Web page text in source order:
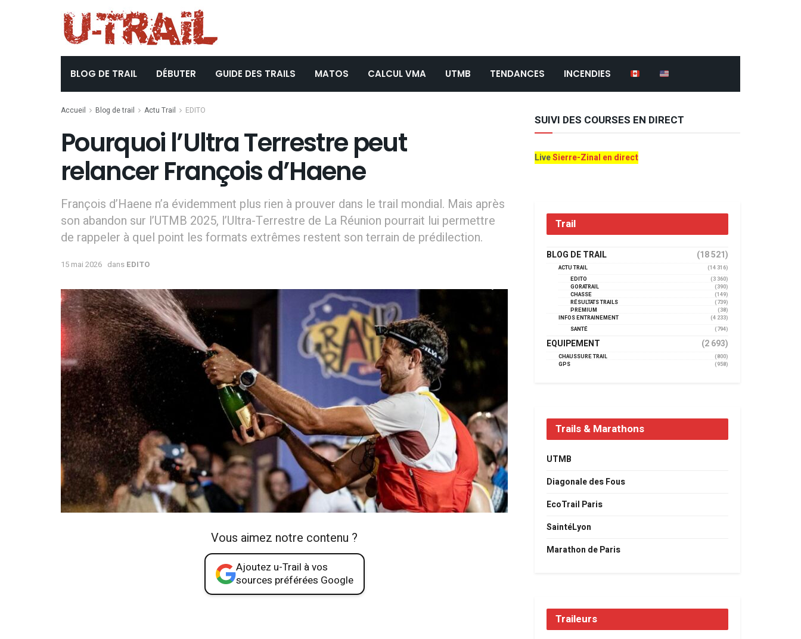
BLOG DE TRAIL DÉBUTER GUIDE DES TRAILS MATOS CALCUL VMA UTMB TENDANCES INCENDIES
Accueil Blog de trail Actu Trail EDITO
Pourquoi l’Ultra Terrestre peut
relancer François d’Haene
François d’Haene n’a évidemment plus rien à prouver dans le trail mondial. Mais après
son abandon sur l’UTMB 2025, l’Ultra-Terrestre de La Réunion pourrait lui permettre
de rappeler à quel point les formats extrêmes restent son terrain de prédilection.
15 mai 2026 dans EDITO
Vous aimez notre contenu ?
Ajoutez u-Trail à vos
sources préférées Google
SUIVI DES COURSES EN DIRECT
LiveSierre-Zinal en direct
Trail
BLOG DE TRAIL (18 521)
ACTU TRAIL
(14 316)
EDITO
(3 360)
GORATRAIL
(390)
CHASSE
(149)
RÉSULTATS TRAILS
(739)
PREMIUM
(38)
INFOS ENTRAINEMENT
(4 233)
SANTÉ
(794)
EQUIPEMENT (2 693)
CHAUSSURE TRAIL
(800)
GPS
(958)
Trails & Marathons
UTMB
Diagonale des Fous
EcoTrail Paris
SaintéLyon
Marathon de Paris
Traileurs